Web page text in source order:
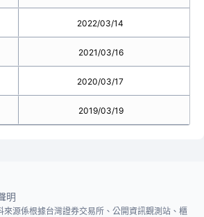
2022/03/14
2021/03/16
2020/03/17
2019/03/19
明
來源係根據台灣證券交易所、公開資訊觀測站、櫃